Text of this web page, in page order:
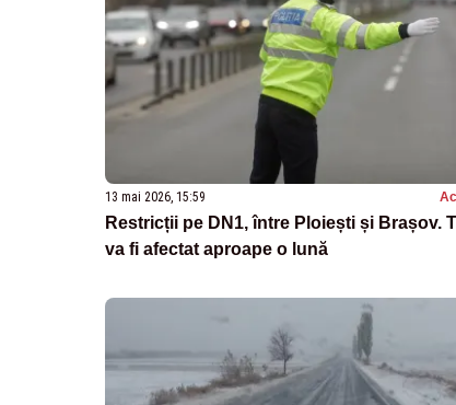
13 mai 2026, 15:59
Restricții pe DN1, între Ploiești și Brașov.
va fi afectat aproape o lună